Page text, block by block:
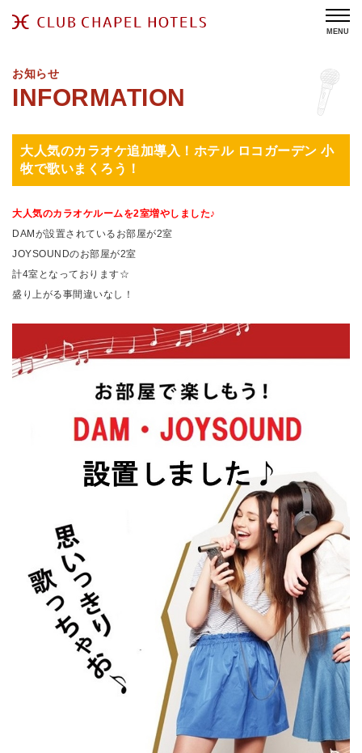
MENU
お知らせ
大人気のカラオケ追加導入！ホテル ロコガーデン 小
牧で歌いまくろう！
大人気のカラオケルームを2室増やしました♪
DAMが設置されているお部屋が2室
JOYSOUNDのお部屋が2室
計4室となっております☆
盛り上がる事間違いなし！